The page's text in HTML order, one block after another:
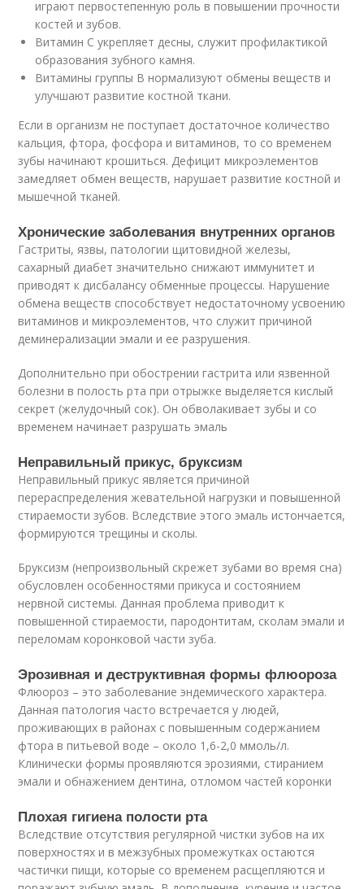
играют первостепенную роль в повышении прочности
костей и зубов.
Витамин С укрепляет десны, служит профилактикой
образования зубного камня.
Витамины группы В нормализуют обмены веществ и
улучшают развитие костной ткани.
Если в организм не поступает достаточное количество
кальция, фтора, фосфора и витаминов, то со временем
зубы начинают крошиться. Дефицит микроэлементов
замедляет обмен веществ, нарушает развитие костной и
мышечной тканей.
Хронические заболевания внутренних органов
Гастриты, язвы, патологии щитовидной железы,
сахарный диабет значительно снижают иммунитет и
приводят к дисбалансу обменные процессы. Нарушение
обмена веществ способствует недостаточному усвоению
витаминов и микроэлементов, что служит причиной
деминерализации эмали и ее разрушения.
Дополнительно при обострении гастрита или язвенной
болезни в полость рта при отрыжке выделяется кислый
секрет (желудочный сок). Он обволакивает зубы и со
временем начинает разрушать эмаль
Неправильный прикус, бруксизм
Неправильный прикус является причиной
перераспределения жевательной нагрузки и повышенной
стираемости зубов. Вследствие этого эмаль истончается,
формируются трещины и сколы.
Бруксизм (непроизвольный скрежет зубами во время сна)
обусловлен особенностями прикуса и состоянием
нервной системы. Данная проблема приводит к
повышенной стираемости, пародонтитам, сколам эмали и
переломам коронковой части зуба.
Эрозивная и деструктивная формы флюороза
Флюороз – это заболевание эндемического характера.
Данная патология часто встречается у людей,
проживающих в районах с повышенным содержанием
фтора в питьевой воде – около 1,6-2,0 ммоль/л.
Клинически формы проявляются эрозиями, стиранием
эмали и обнажением дентина, отломом частей коронки
Плохая гигиена полости рта
Вследствие отсутствия регулярной чистки зубов на их
поверхностях и в межзубных промежутках остаются
частички пищи, которые со временем расщепляются и